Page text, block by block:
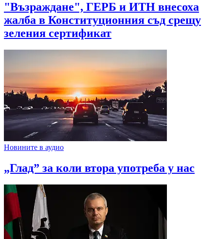
"Възраждане", ГЕРБ и ИТН внесоха
жалба в Конституционния съд срещу
зеления сертификат
Новините в аудио
„Глад” за коли втора употреба у нас